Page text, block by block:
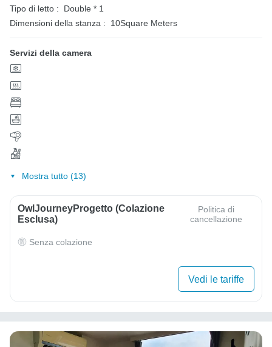
Tipo di letto :
Double * 1
Dimensioni della stanza :
10Square Meters
Servizi della camera
Mostra tutto (13)
OwlJourneyProgetto (colazione
Esclusa)
Politica di
cancellazione
Senza colazione
Vedi le tariffe